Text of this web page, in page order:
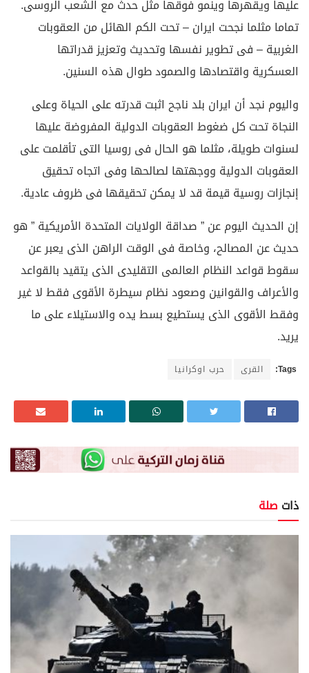
عليها ويقهرها وينمو فوقها مثل حدث مع الشعب الروسى.
تماما مثلما نجحت ايران – تحت الكم الهائل من العقوبات
الغربية – فى تطوير نفسها وتحديث وتعزيز قدراتها
العسكرية واقتصادها والصمود طوال هذه السنين.
واليوم نجد أن ايران بلد ناجح اثبت قدرته على الحياة وعلى
النجاة تحت كل ضغوط العقوبات الدولية المفروضة عليها
لسنوات طويلة، مثلما هو الحال فى روسيا التى تأقلمت على
العقوبات الدولية ووجهتها لصالحها وفى اتجاه تحقيق
إنجازات روسية قيمة قد لا يمكن تحقيقها فى ظروف عادية.
إن الحديث اليوم عن ” صداقة الولايات المتحدة الأمريكية ” هو
حديث عن المصالح، وخاصة فى الوقت الراهن الذى يعبر عن
سقوط قواعد النظام العالمى التقليدى الذى يتقيد بالقواعد
والأعراف والقوانين وصعود نظام سيطرة الأقوى فقط لا غير
وفقط الأقوى الذى يستطيع بسط يده والاستيلاء على ما
يريد.
Tags: القرى حرب اوكرانيا
ذات صلة